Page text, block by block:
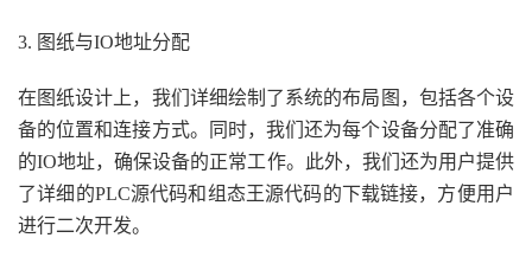
3. 图纸与IO地址分配
在图纸设计上，我们详细绘制了系统的布局图，包括各个设
备的位置和连接方式。同时，我们还为每个设备分配了准确
的IO地址，确保设备的正常工作。此外，我们还为用户提供
了详细的PLC源代码和组态王源代码的下载链接，方便用户
进行二次开发。